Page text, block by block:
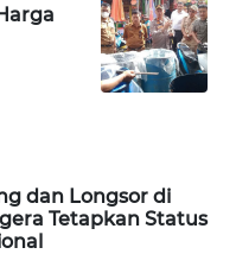
dan Longsor di
Tetapkan Status